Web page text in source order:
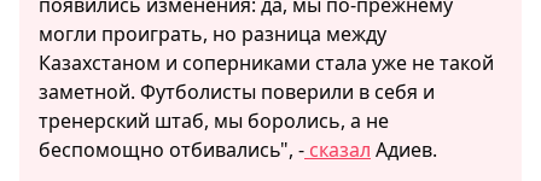
появились изменения: да, мы по-прежнему
могли проиграть, но разница между
Казахстаном и соперниками стала уже не такой
заметной. Футболисты поверили в себя и
тренерский штаб, мы боролись, а не
беспомощно отбивались", - сказал Адиев.